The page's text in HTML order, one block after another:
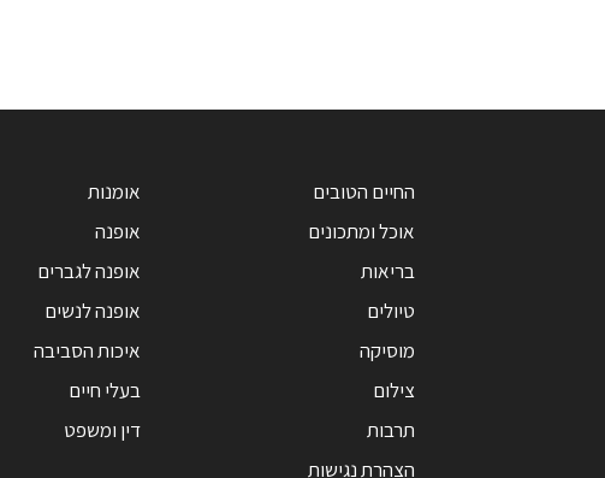
החיים הטובים
אוכל ומתכונים
בריאות
טיולים
מוסיקה
צילום
תרבות
הצהרת נגישות
אומנות
אופנה
אופנה לגברים
אופנה לנשים
איכות הסביבה
בעלי חיים
דין ומשפט